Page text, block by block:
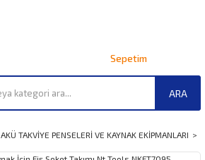
ARA
Sepetim
AKÜ TAKVİYE PENSELERİ VE KAYNAK EKİPMANLARI